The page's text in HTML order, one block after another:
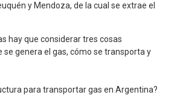
y Mendoza, de la cual se extrae el
hay que considerar tres cosas
genera el gas, cómo se transporta y
para transportar gas en Argentina?